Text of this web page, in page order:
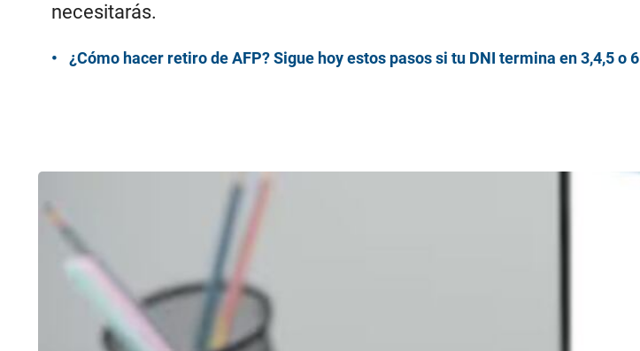
necesitarás.
¿Cómo hacer retiro de AFP? Sigue hoy estos pasos si tu DNI termina en 3,4,5 o 6